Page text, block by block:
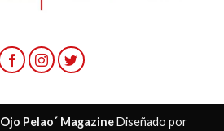
Ojo Pelao´ MagazineDiseñado por